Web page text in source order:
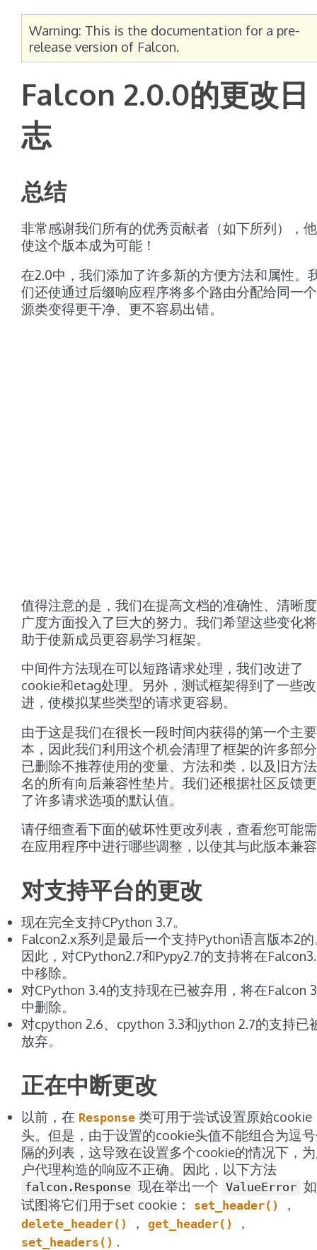
Warning: This is the documentation for a pre-
release version of Falcon.
Falcon 2.0.0的更改日
志
总结
非常感谢我们所有的优秀贡献者（如下所列），
使这个版本成为可能！
在2.0中，我们添加了许多新的方便方法和属性。
们还使通过后缀响应程序将多个路由分配给同一
源类变得更干净、更不容易出错。
值得注意的是，我们在提高文档的准确性、清晰
广度方面投入了巨大的努力。我们希望这些变化
助于使新成员更容易学习框架。
中间件方法现在可以短路请求处理，我们改进了
cookie和etag处理。另外，测试框架得到了一些改
进，使模拟某些类型的请求更容易。
由于这是我们在很长一段时间内获得的第一个主
本，因此我们利用这个机会清理了框架的许多部
已删除不推荐使用的变量、方法和类，以及旧方
名的所有向后兼容性垫片。我们还根据社区反馈
了许多请求选项的默认值。
请仔细查看下面的破坏性更改列表，查看您可能
在应用程序中进行哪些调整，以使其与此版本兼
对支持平台的更改
现在完全支持CPython 3.7。
Falcon2.x系列是最后一个支持Python语言版本2
因此，对CPython2.7和Pypy2.7的支持将在
中移除。
对CPython 3.4的支持现在已被弃用，将在Falcon
中删除。
对cpython 2.6、cpython 3.3和jython 2.7的支持已
放弃。
正在中断更改
以前，在 Response 类可用于尝试设置原始cookie
头。但是，由于设置的cookie头值不能组合为逗
隔的列表，这导致在设置多个cookie的情况下，
户代理构造的响应不正确。因此，以下方法
falcon.Response 现在举出一个 ValueError
试图将它们用于set cookie：
set_header() ，
delete_header() ， get_header() ，
set_headers() .